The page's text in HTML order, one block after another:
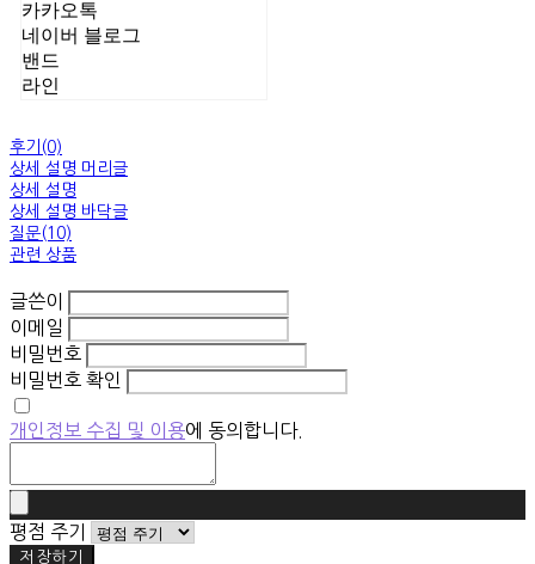
카카오톡
네이버 블로그
밴드
라인
후기(0)
상세 설명 머리글
상세 설명
상세 설명 바닥글
질문(10)
관련 상품
글쓴이
이메일
비밀번호
비밀번호 확인
개인정보 수집 및 이용에 동의합니다.
평점 주기
저장하기